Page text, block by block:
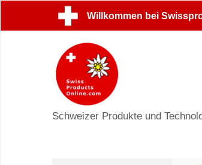
Willkommen bei
Schweizer Produkte und